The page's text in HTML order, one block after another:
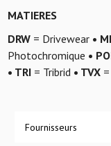
MATIERES
DRW= Drivewear •
Photochromique •
• TRI= Tribrid • TVX=
Fournisseurs